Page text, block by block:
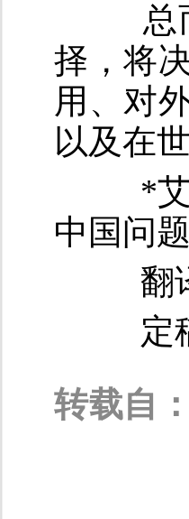
总而
择，将
用、对
以及在
*艾玛
中国问
翻译
定稿
转载自